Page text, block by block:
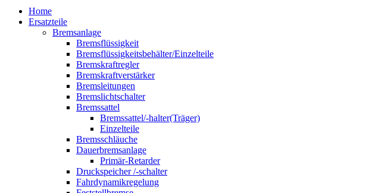
Home
Ersatzteile
Bremsanlage
Bremsflüssigkeit
Bremsflüssigkeitsbehälter/Einzelteile
Bremskraftregler
Bremskraftverstärker
Bremsleitungen
Bremslichtschalter
Bremssattel
Bremssattel/-halter(Träger)
Einzelteile
Bremsschläuche
Dauerbremsanlage
Primär-Retarder
Druckspeicher /-schalter
Fahrdynamikregelung